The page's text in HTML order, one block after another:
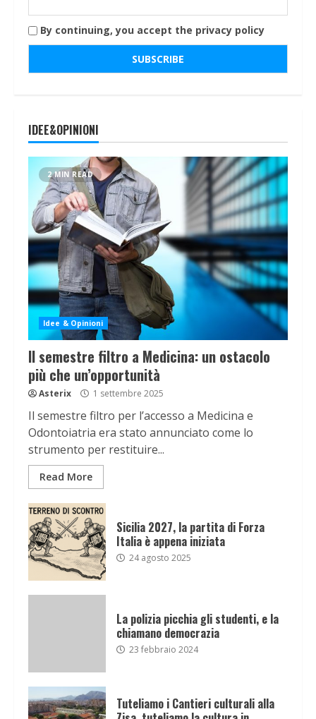
By continuing, you accept the privacy policy
IDEE&OPINIONI
2 MIN READ
Idee & Opinioni
Il semestre filtro a Medicina: un ostacolo
più che un’opportunità
Asterix 1 settembre 2025
Il semestre filtro per l’accesso a Medicina e
Odontoiatria era stato annunciato come lo
strumento per restituire...
Read More
Sicilia 2027, la partita di Forza
Italia è appena iniziata
24 agosto 2025
La polizia picchia gli studenti, e la
chiamano democrazia
23 febbraio 2024
Tuteliamo i Cantieri culturali alla